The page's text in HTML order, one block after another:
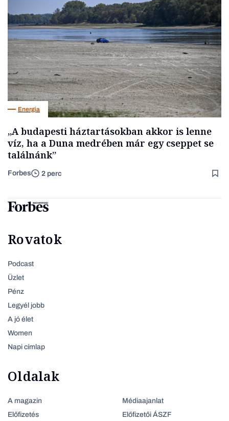
Energia
„A budapesti háztartásokban akkor is lenne
víz, ha a Duna medrében már egy cseppet se
találnánk”
Forbes 2 perc
Rovatok
Podcast
Üzlet
Pénz
Legyél jobb
A jó élet
Women
Napi címlap
Oldalak
A magazin
Előfizetés
Médiaajanlat
Előfizetői ÁSZF